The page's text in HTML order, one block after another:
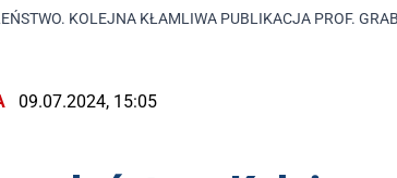
KOLEJNA KŁAMLIWA PUBLIKACJA PROF.
09.07.2024, 15:05